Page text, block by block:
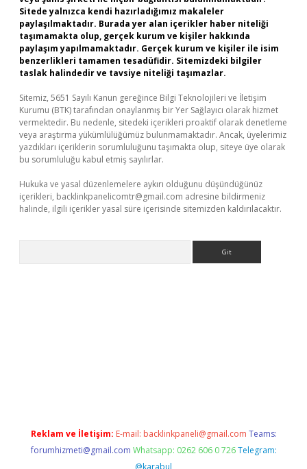
Sitede yalnızca kendi hazırladığımız makaleler
paylaşılmaktadır. Burada yer alan içerikler haber niteliği
taşımamakta olup, gerçek kurum ve kişiler hakkında
paylaşım yapılmamaktadır. Gerçek kurum ve kişiler ile isim
benzerlikleri tamamen tesadüfidir. Sitemizdeki bilgiler
taslak halindedir ve tavsiye niteliği taşımazlar.
Sitemiz, 5651 Sayılı Kanun gereğince Bilgi Teknolojileri ve İletişim
Kurumu (BTK) tarafından onaylanmış bir Yer Sağlayıcı olarak hizmet
vermektedir. Bu nedenle, sitedeki içerikleri proaktif olarak denetleme
veya araştırma yükümlülüğümüz bulunmamaktadır. Ancak, üyelerimiz
yazdıkları içeriklerin sorumluluğunu taşımakta olup, siteye üye olarak
bu sorumluluğu kabul etmiş sayılırlar.
Hukuka ve yasal düzenlemelere aykırı olduğunu düşündüğünüz
içerikleri, backlinkpanelicomtr@gmail.com adresine bildirmeniz
halinde, ilgili içerikler yasal süre içerisinde sitemizden kaldırılacaktır.
Reklam ve İletişim: E-mail: backlinkpaneli@gmail.com Teams:
forumhizmeti@gmail.com Whatsapp: 0262 606 0 726 Telegram:
@karabul